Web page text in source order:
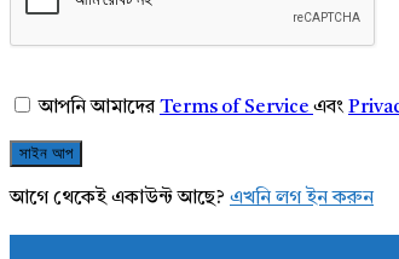
আপনি আমাদেরTerms of Service এবং
আগে থেকেই একাউন্ট আছে? এখনি লগ ইন করুন